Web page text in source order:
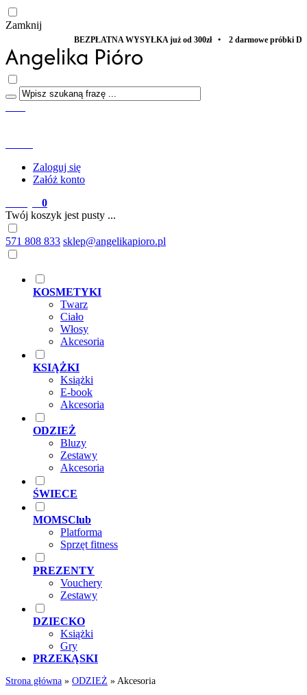
Zamknij
BEZPŁATNA WYSYŁKA już od 300zł • 2 darmowe próbki DO
Zaloguj się
Załóż konto
0
Twój koszyk jest pusty ...
571 808 833 sklep@angelikapioro.pl
KOSMETYKI
Twarz
Ciało
Włosy
Akcesoria
KSIĄŻKI
Książki
E-book
Akcesoria
ODZIEŻ
Bluzy
Zestawy
Akcesoria
ŚWIECE
MOMSClub
Platforma
Sprzęt fitness
PREZENTY
Vouchery
Zestawy
DZIECKO
Książki
Gry
PRZEKĄSKI
Strona główna » ODZIEŻ » Akcesoria